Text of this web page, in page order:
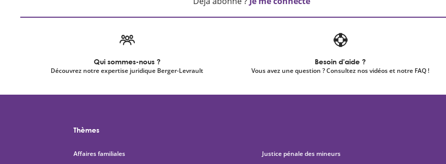
Qui sommes-nous ?
Découvrez notre expertise juridique Berger-Levrault
Besoin d'aide ?
Vous avez une question ? Consultez nos vidéos et notre FAQ !
Thèmes
Affaires familiales Justice pénale des mineurs